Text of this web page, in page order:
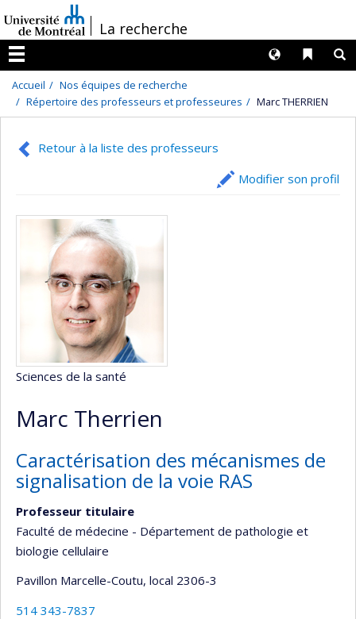
au
contenu
/La recherche
Menu
Liens
Langues
Accueil
Nos équipes de recherche
Répertoire des professeurs et professeures
Marc THERRIEN
Retour à la liste des professeurs
Modifier son profil
Sciences de la santé
Marc Therrien
Caractérisation des mécanismes de
signalisation de la voie RAS
Professeur titulaire
Faculté de médecine - Département de pathologie et
biologie cellulaire
Pavillon Marcelle-Coutu, local 2306-3
514 343-7837